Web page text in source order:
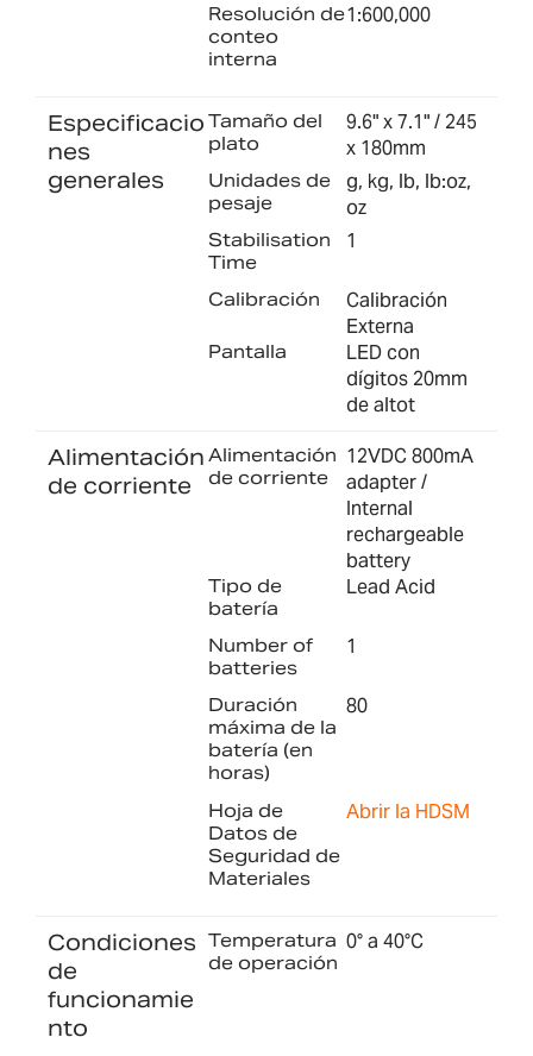
Resolución de
conteo
interna
1:600,000
Especificacio
nes
generales
Tamaño del
plato
9.6" x 7.1" / 245
x 180mm
Unidades de
pesaje
g, kg, lb, lb:oz,
oz
Stabilisation
Time
1
Calibración
Calibración
Externa
Pantalla
LED con
dígitos 20mm
de altot
Alimentación
de corriente
Alimentación
de corriente
12VDC 800mA
adapter /
Internal
rechargeable
battery
Tipo de
batería
Lead Acid
Number of
batteries
1
Duración
máxima de la
batería (en
horas)
80
Hoja de
Datos de
Seguridad de
Materiales
Abrir la HDSM
Condiciones
de
funcionamie
nto
Temperatura
de operación
0° a 40°C